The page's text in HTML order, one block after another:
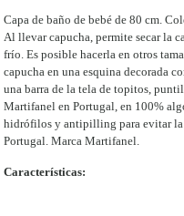
cm
en
topitos
rosa.
cantidad
Capa de baño de bebé de 80 cm.
Al llevar capucha, permite secar la
frío. Es posible hacerla en otros
capucha en una esquina decorada
una barra de la tela de topitos,
Martifanel en Portugal, en 100%
hidrófilos y antipilling para evitar
Portugal. Marca Martifanel.
Características: